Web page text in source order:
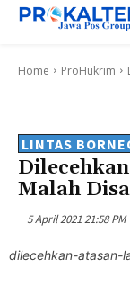
Home ProHukrim
LINTAS
Malah
5 April 2021 21:58 PM
dilecehkan-atasan-